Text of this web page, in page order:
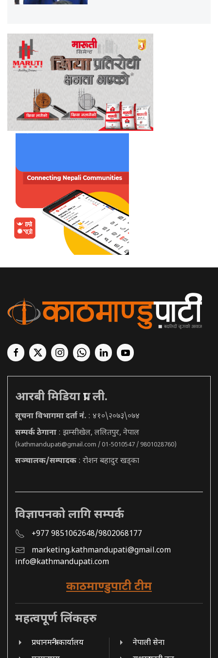
आरबी मिडिया प्रा. ली.
सूचना विभागमा दर्ता नं. : ४१०\२०७३\०७४
सम्पर्क ठेगाना : झम्सीखेल, ललितपुर, नेपाल
(kathmandupati@gmail.com / 01-5010547 / 9801028760)
सञ्चालक/सम्पादक : रोशन बहादुर खड्का
विज्ञापनको लागि सम्पर्क
+977 9851062648/9802068177
marketing.kathmandupati@gmail.com
info@kathmandupati.com
काठमाण्डुपाटी टीम
महत्वपूर्ण लिंकहरु
प्रधानमन्त्री कार्यालय
नेपाली सेना